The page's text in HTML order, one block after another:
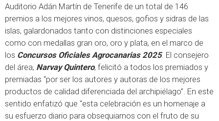
Auditorio Adán Martín de Tenerife de un total de 146
premios a los mejores vinos, quesos, gofios y sidras de las
islas, galardonados tanto con distinciones especiales
como con medallas gran oro, oro y plata, en el marco de
los Concursos Oficiales Agrocanarias 2025. El consejero
del área, Narvay Quintero, felicitó a todos los premiados y
premiadas “por ser los autores y autoras de los mejores
productos de calidad diferenciada del archipiélago”. En este
sentido enfatizó que “esta celebración es un homenaje a
su esfuerzo diario para obsequiarnos con el fruto de su